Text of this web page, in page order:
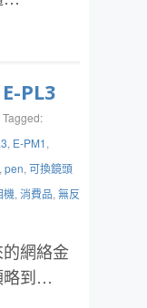
PL3
Tagged:
, E-PM1,
, pen, 可換鏡頭
機, 消費品, 無反
的網絡金
略到…